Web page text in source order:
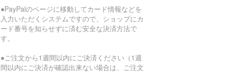
●PayPalのページに移動してカード情報などを
入力いただくシステムですので、ショップにカ
ード番号を知らせずに済む安全な決済方法で
す。
●ご注文から1週間以内にご決済ください（1週
間以内にご決済が確認出来ない場合は、ご注文